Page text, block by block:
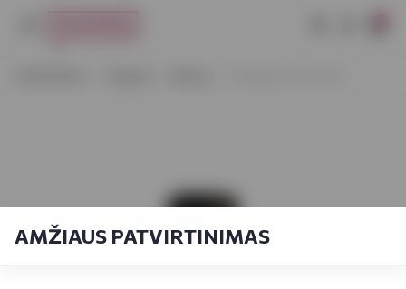
AMŽIAUS PATVIRTINIMAS